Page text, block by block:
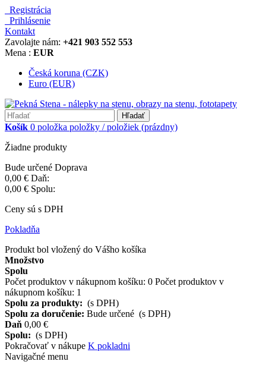
Registrácia
Prihlásenie
Kontakt
Zavolajte nám: +421 903 552 553
Mena : EUR
Česká koruna (CZK)
Euro (EUR)
Hľadať
Košík 0 položka položky / položiek (prázdny)
Žiadne produkty
Bude určené Doprava
0,00 € Daň:
0,00 € Spolu:
Ceny sú s DPH
Pokladňa
Produkt bol vložený do Vášho košíka
Množstvo
Spolu
Počet produktov v nákupnom košíku: 0 Počet produktov v
nákupnom košíku: 1
Spolu za produkty: (s DPH)
Spolu za doručenie: Bude určené (s DPH)
Daň 0,00 €
Spolu: (s DPH)
Pokračovať v nákupe K pokladni
Navigačné menu